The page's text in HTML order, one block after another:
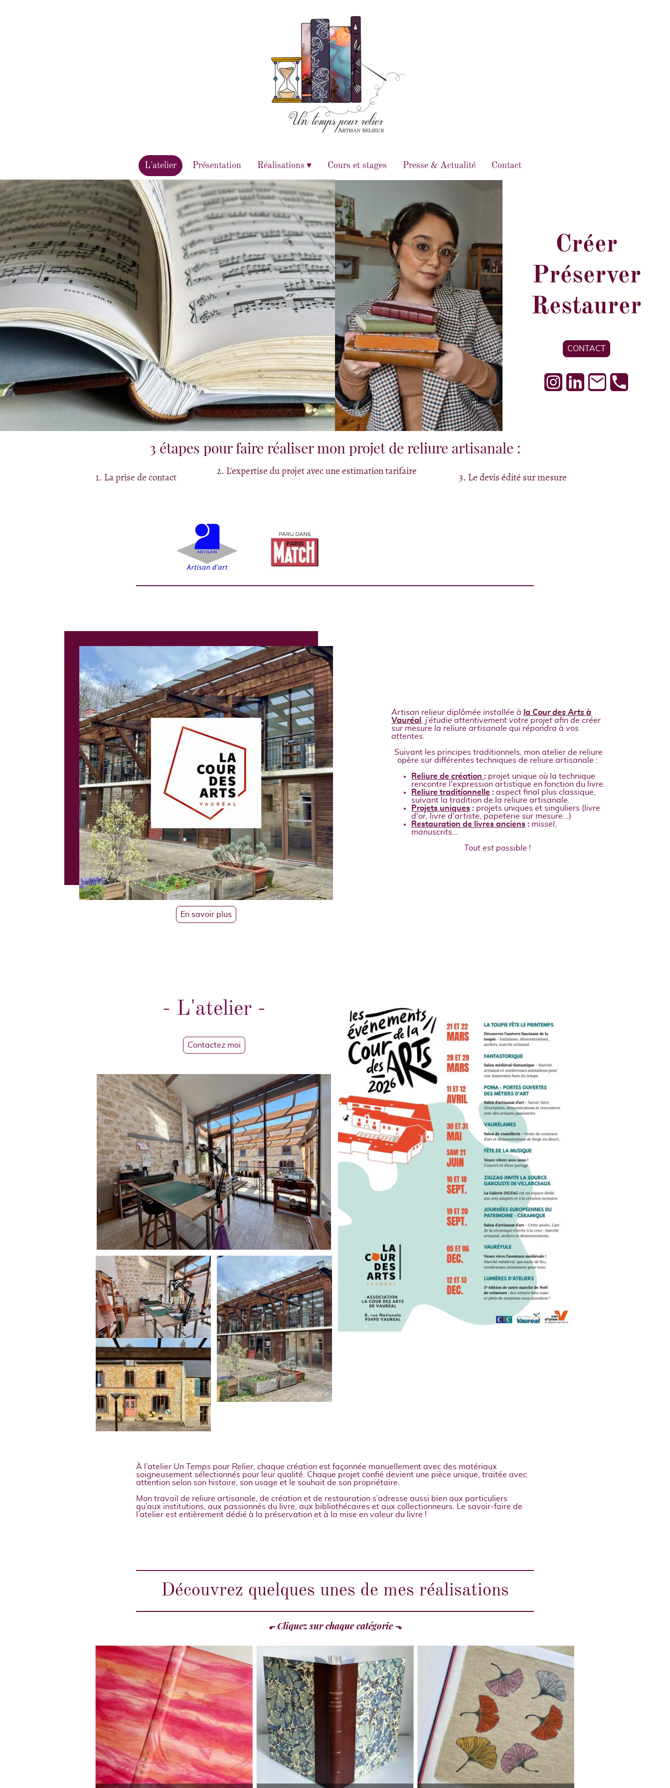
L'atelier Présentation Réalisations Cours et stages Presse & Actualité Contact
Créer
Préserver
Restaurer
CONTACT
3 étapes pour faire réaliser mon projet de reliure artisanale :
1. La prise de contact 2. L'expertise du projet avec une estimation tarifaire 3. Le devis édité sur mesure
En savoir plus
Artisan relieur diplômée installée àla Cour des Arts à
Vauréal , j’étudie attentivement votre projet afin de créer
sur mesure la reliure artisanale qui répondra à vos
attentes.
Suivant les principes traditionnels, mon atelier de reliure
opère sur différentes techniques de reliure artisanale :
Reliure de création : projet unique où la technique
rencontre l'expression artistique en fonction du livre.
Reliure traditionnelle :aspect final plus classique,
suivant la tradition de la reliure artisanale.
Projets uniques : projets uniques et singuliers (livre
d'or, livre d'artiste, papeterie sur mesure...)
Restauration de livres anciens : missel,
manuscrits...
Tout est possible !
- L'atelier -
Contactez moi
À l’atelier Un Temps pour Relier , chaque création est façonnée manuellement avec des matériaux
soigneusement sélectionnés pour leur qualité. Chaque projet confié devient une pièce unique, traitée avec
attention selon son histoire, son usage et le souhait de son propriétaire.
Mon travail de reliure artisanale, de création et de restauration s’adresse aussi bien aux particuliers
qu’aux institutions, aux passionnés du livre, aux bibliothécaires et aux collectionneurs. Le savoir-faire de
l’atelier est entièrement dédié à la préservation et à la mise en valeur du livre !
Découvrez quelques unes de mes réalisations
⬐ Cliquez sur chaque catégorie ⬎